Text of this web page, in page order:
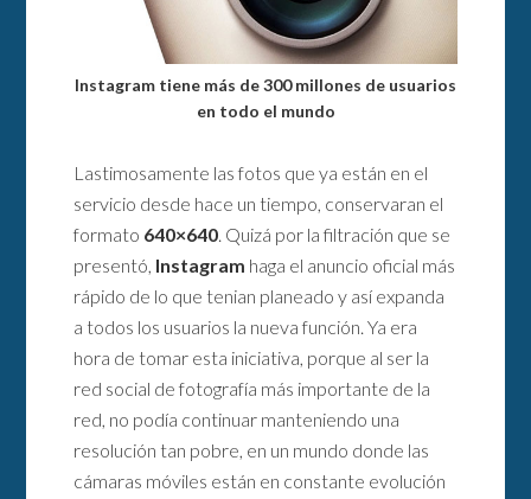
Instagram tiene más de 300 millones de usuarios
en todo el mundo
Lastimosamente las fotos que ya están en el
servicio desde hace un tiempo, conservaran el
formato 640×640. Quizá por la filtración que se
presentó, Instagram haga el anuncio oficial más
rápido de lo que tenian planeado y así expanda
a todos los usuarios la nueva función. Ya era
hora de tomar esta iniciativa, porque al ser la
red social de fotografía más importante de la
red, no podía continuar manteniendo una
resolución tan pobre, en un mundo donde las
cámaras móviles están en constante evolución